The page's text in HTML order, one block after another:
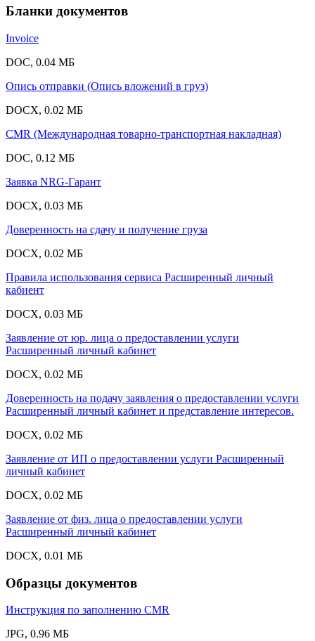
Бланки документов
Invoice
DOC, 0.04 МБ
Опись отправки (Опись вложений в груз)
DOCX, 0.02 МБ
CMR (Международная товарно-транспортная накладная)
DOC, 0.12 МБ
Заявка NRG-Гарант
DOCX, 0.03 МБ
Доверенность на сдачу и получение груза
DOCX, 0.02 МБ
Правила использования сервиса Расширенный личный
кабиент
DOCX, 0.03 МБ
Заявление от юр. лица о предоставлении услуги
Расширенный личный кабинет
DOCX, 0.02 МБ
Доверенность на подачу заявления о предоставлении услуги
Расширенный личный кабинет и представление интересов.
DOCX, 0.02 МБ
Заявление от ИП о предоставлении услуги Расширенный
личный кабинет
DOCX, 0.02 МБ
Заявление от физ. лица о предоставлении услуги
Расширенный личный кабинет
DOCX, 0.01 МБ
Образцы документов
Инструкция по заполнению CMR
JPG, 0.96 МБ